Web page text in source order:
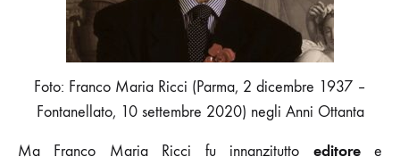
Foto: Franco Maria Ricci (Parma, 2 dicembre 1937 –
Fontanellato, 10 settembre 2020) negli Anni Ottanta
Ma Franco Maria Ricci fu innanzitutto editoree